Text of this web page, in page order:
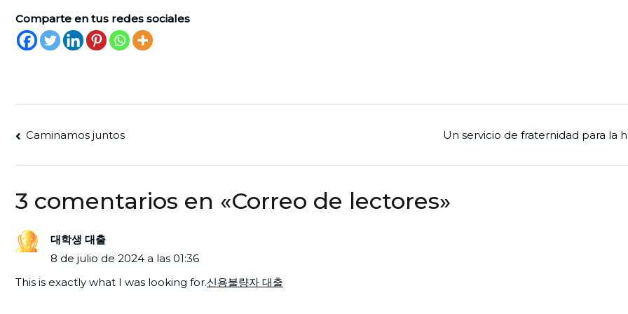
Comparte en tus redes sociales
Navegación
de
entradas
Caminamos juntos Un servicio de fraternidad para la
3 comentarios en «Correo de lectores»
대학생 대출
8 de julio de 2024 a las 01:36
This is exactly what I was looking for.신용불량자 대출